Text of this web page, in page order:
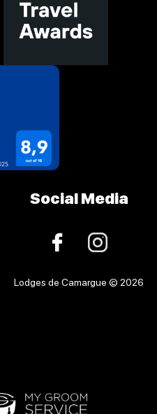
Social Media
Lodges de Camargue © 2026